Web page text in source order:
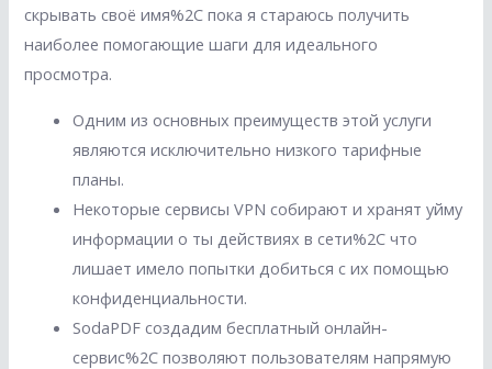
скрывать своё имя%2C пока я стараюсь получить
наиболее помогающие шаги для идеального
просмотра.
Одним из основных преимуществ этой услуги
являются исключительно низкого тарифные
планы.
Некоторые сервисы VPN собирают и хранят уйму
информации о ты действиях в сети%2C что
лишает имело попытки добиться с их помощью
конфиденциальности.
SodaPDF создадим бесплатный онлайн-
сервис%2C позволяют пользователям напрямую